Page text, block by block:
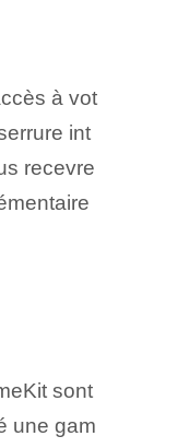
à vot
int
recevre
sont
une gam